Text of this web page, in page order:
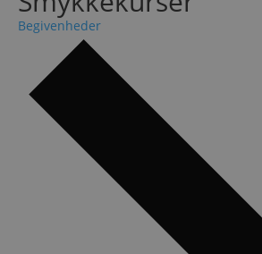
Begivenheder